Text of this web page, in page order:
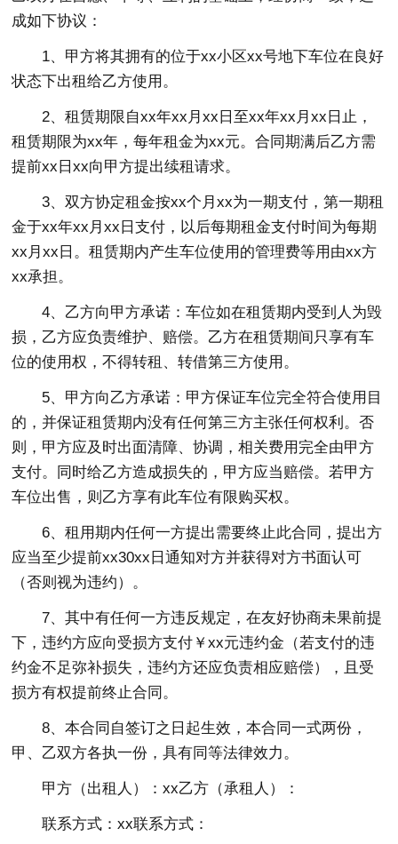
成如下协议：
1、甲方将其拥有的位于xx小区xx号地下车位在良好
状态下出租给乙方使用。
2、租赁期限自xx年xx月xx日至xx年xx月xx日止，
租赁期限为xx年，每年租金为xx元。合同期满后乙方需
提前xx日xx向甲方提出续租请求。
3、双方协定租金按xx个月xx为一期支付，第一期租
金于xx年xx月xx日支付，以后每期租金支付时间为每期
xx月xx日。租赁期内产生车位使用的管理费等用由xx方
xx承担。
4、乙方向甲方承诺：车位如在租赁期内受到人为毁
损，乙方应负责维护、赔偿。乙方在租赁期间只享有车
位的使用权，不得转租、转借第三方使用。
5、甲方向乙方承诺：甲方保证车位完全符合使用目
的，并保证租赁期内没有任何第三方主张任何权利。否
则，甲方应及时出面清障、协调，相关费用完全由甲方
支付。同时给乙方造成损失的，甲方应当赔偿。若甲方
车位出售，则乙方享有此车位有限购买权。
6、租用期内任何一方提出需要终止此合同，提出方
应当至少提前xx30xx日通知对方并获得对方书面认可
（否则视为违约）。
7、其中有任何一方违反规定，在友好协商未果前提
下，违约方应向受损方支付￥xx元违约金（若支付的违
约金不足弥补损失，违约方还应负责相应赔偿），且受
损方有权提前终止合同。
8、本合同自签订之日起生效，本合同一式两份，
甲、乙双方各执一份，具有同等法律效力。
甲方（出租人）：xx乙方（承租人）：
联系方式：xx联系方式：